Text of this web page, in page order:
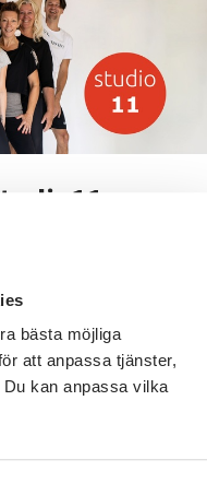
bästa möjliga
att anpassa tjänster,
kan anpassa vilka
startsida!